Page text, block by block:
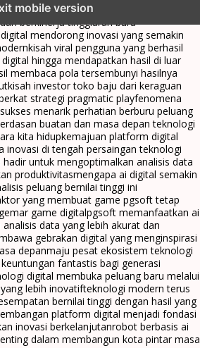
mobile version
ai digital menjadi kunci analisis data
berkinerja tinggiarah baru
mendorong inovasi yang semakin
kisah viral pengguna yang berhasil
hingga mendapatkan hasil di luar
membaca pola tersembunyi hasilnya
kisah investor toko baju dari keraguan
strategi pragmatic playfenomena
menarik perhatian berburu peluang
buatan dan masa depan teknologi
kita hidupkemajuan platform digital
inovasi di tengah persaingan teknologi
untuk mengoptimalkan analisis data
produktivitasmengapa ai digital semakin
peluang bernilai tinggi ini
yang membuat game pgsoft tetap
game digitalpgsoft memanfaatkan ai
data yang lebih akurat dan
gebrakan digital yang menginspirasi
depanmaju pesat ekosistem teknologi
fantastis bagi generasi
digital membuka peluang baru melalui
lebih inovatifteknologi modern terus
bernilai tinggi dengan hasil yang
platform digital menjadi fondasi
inovasi berkelanjutanrobot berbasis ai
dalam membangun kota pintar masa